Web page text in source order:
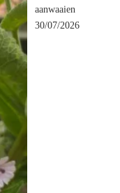
aanwaaien
30/07/2026